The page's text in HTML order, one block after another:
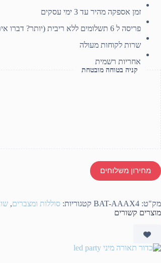
זמן אספקה מהיר עד 3 ימי עסקים
פריסה ל 6 תשלומים ללא ריבית (יותר? דברו איתנו)
שרות לקוחות מעולה
אחריות רשמית
קניה בטוחה מובטחת
מחירון משלוחים
מק"ט: BAT-AAAX4 קטגוריות: סוללות ומצברים,
מוצרים קשורים